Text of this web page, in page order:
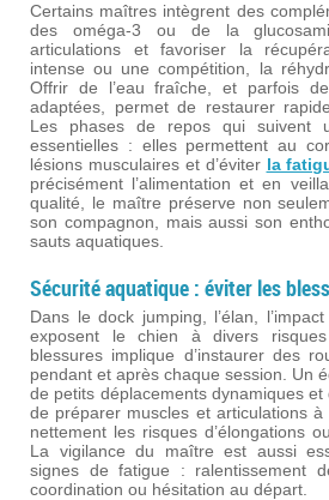
Certains maîtres intègrent des
des oméga-3 ou de la
articulations et favoriser la
intense ou une compétition, la
Offrir de l’eau fraîche, et parfois
adaptées, permet de restaurer
Les phases de repos qui suivent
essentielles : elles permettent au
lésions musculaires et d’éviter la
précisément l’alimentation et en
qualité, le maître préserve non
son compagnon, mais aussi son
sauts aquatiques.
Sécurité aquatique : éviter les
Dans le dock jumping, l’élan,
exposent le chien à divers
blessures implique d’instaurer des
pendant et après chaque session. Un
de petits déplacements dynamiques
de préparer muscles et articulations à
nettement les risques d’élongations
La vigilance du maître est aussi
signes de fatigue : ralentissement
coordination ou hésitation au départ.